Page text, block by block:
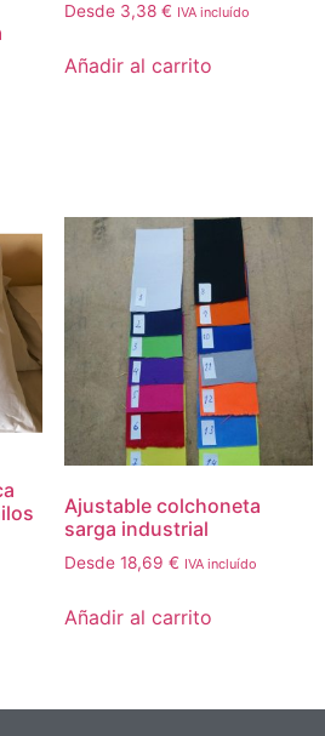
Desde 3,38 € IVA incluído
Añadir al carrito
Ajustable colchoneta
sarga industrial
Desde 18,69 € IVA incluído
Añadir al carrito